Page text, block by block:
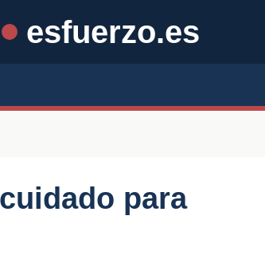
esfuerzo.es
para